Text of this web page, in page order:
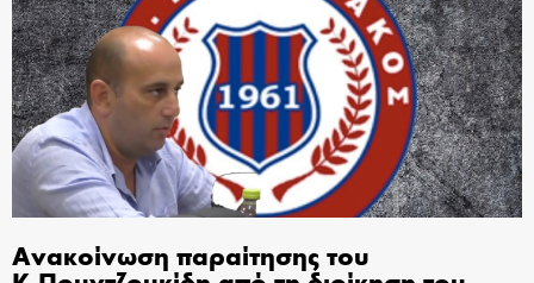
Ανακοίνωση παραίτησης του